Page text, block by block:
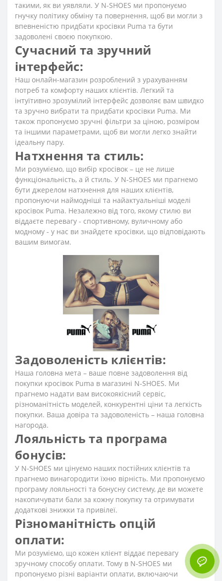
такими, як ви уявляли. У N-SHOES ми пропонуємо
гнучку політику обміну та повернення, щоб ви могли з
впевненістю придбати кросівки Puma та бути
задоволені своєю покупкою.
Сучасний та зручний
інтерфейс:
Наш онлайн-магазин розроблений з урахуванням
потреб та комфорту наших клієнтів. Легкий та
інтуїтивно зрозумілий інтерфейс дозволяє вам швидко
та зручно вибрати та придбати кросівки Puma. Ми
також пропонуємо зручні фільтри за ціною, розміром
та іншими параметрами, щоб ви могли легко знайти
ідеальну пару.
Натхнення та стиль:
Ми розуміємо, що вибір кросівок – це не лише
функціональність, а й стиль. У N-SHOES ми прагнемо
бути джерелом натхнення для наших клієнтів,
пропонуючи наймодніші та найактуальніші моделі
кросівок Puma. Незалежно від того, якому стилю ви
віддаєте перевагу - спортивному, вуличному або
модному - у нас ви знайдете кросівки, що відповідають
вашим вимогам.
Задоволеність клієнтів:
Наша головна мета – ваше повне задоволення від
покупки кросівок Puma в магазині N-SHOES. Ми
прагнемо надати вам високоякісний сервіс,
різноманітність моделей, конкурентні ціни та легкість
покупки. Ваша довіра та задоволеність – наша головна
нагорода.
Лояльність та програма
бонусів:
У N-SHOES ми цінуємо наших постійних клієнтів та
прагнемо винагородити їхню вірність. Ми пропонуємо
програму лояльності та бонусну систему, де ви можете
накопичувати бали за кожну покупку та отримувати
додаткові знижки та привілеї.
Різноманітність опцій
оплати:
Ми розуміємо, що кожен клієнт віддає перевагу
зручному способу оплати. Тому в N-SHOES ми
пропонуємо різні варіанти оплати, включаючи